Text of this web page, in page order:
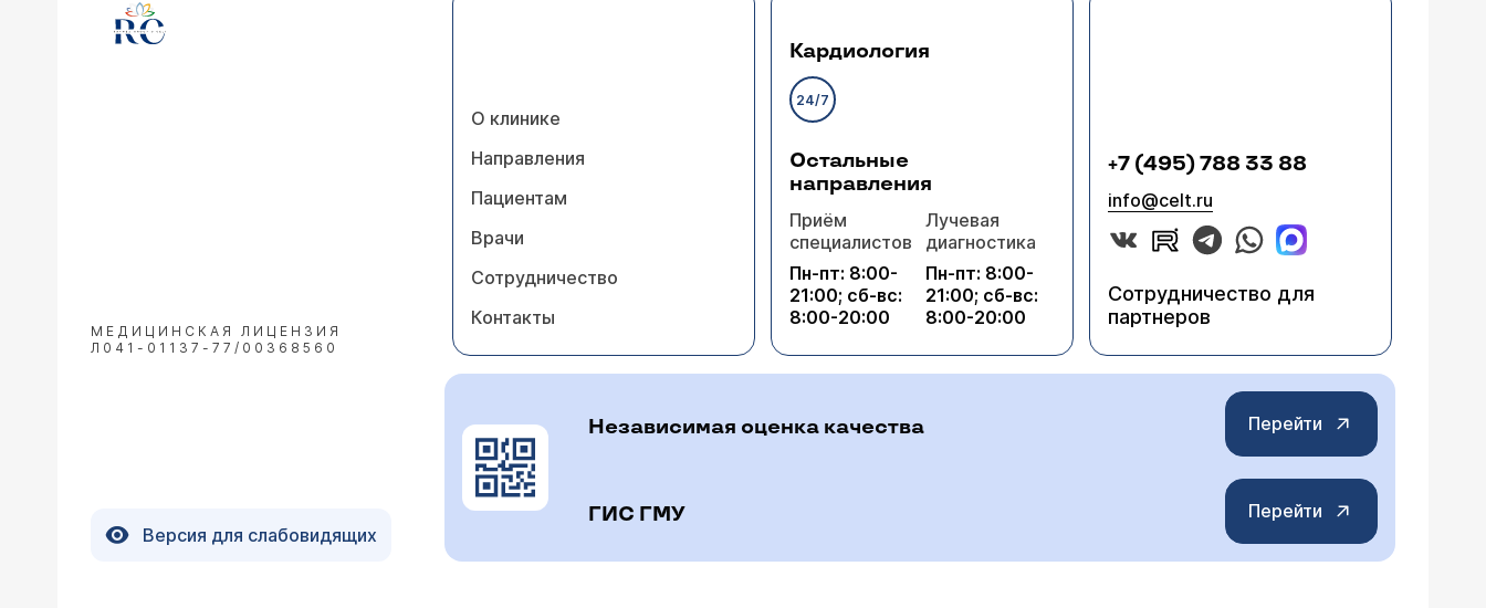
МЕДИЦИНСКАЯ ЛИЦЕНЗИЯ
Л041-01137-77/00368560
О клинике
Направления
Пациентам
Врачи
Сотрудничество
Контакты
Кардиология
24/7
Остальные
направления
Приём
специалистов
Пн-пт: 8:00-
21:00; сб-вс:
8:00-20:00
Лучевая
диагностика
Пн-пт: 8:00-
21:00; сб-вс:
8:00-20:00
+7 (495) 788 33 88
info@celt.ru
Сотрудничество для
партнеров
Версия для слабовидящих
Независимая оценка качества Перейти
ГИС ГМУ Перейти